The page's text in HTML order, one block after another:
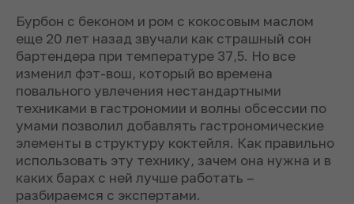
Бурбон с беконом и ром с кокосовым маслом
еще 20 лет назад звучали как страшный сон
бартендера при температуре 37,5. Но все
изменил фэт-вош, который во времена
повального увлечения нестандартными
техниками в гастрономии и волны обсессии по
умами позволил добавлять гастрономические
элементы в структуру коктейля. Как правильно
использовать эту технику, зачем она нужна и в
каких барах с ней лучше работать –
разбираемся с экспертами.